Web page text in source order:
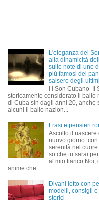
L'eleganza del
alla dinamicità
sulle note di uno
più famosi del
salsero degli
I l Son Cubano Il
storicamente considerato il ballo
di Cuba sin dagli anni 20, anche
alcuni il ballo nazion...
Frasi e pensieri
Ascolto il nascere
nuovo giorno con
serenità nel
so che tu sarai
al mio fianco Noi,
anime che ...
Divani letto con
modelli, consigli e
storici